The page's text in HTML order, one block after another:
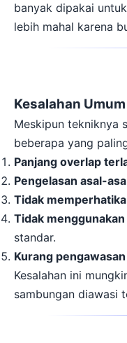
banyak dipakai
lebih mahal karena
Kesalahan
Meskipun tekniknya
beberapa yang
Panjang overlap
Pengelasan asal-
Tidak
Tidak
standar.
Kurang
Kesalahan ini
sambungan diawasi